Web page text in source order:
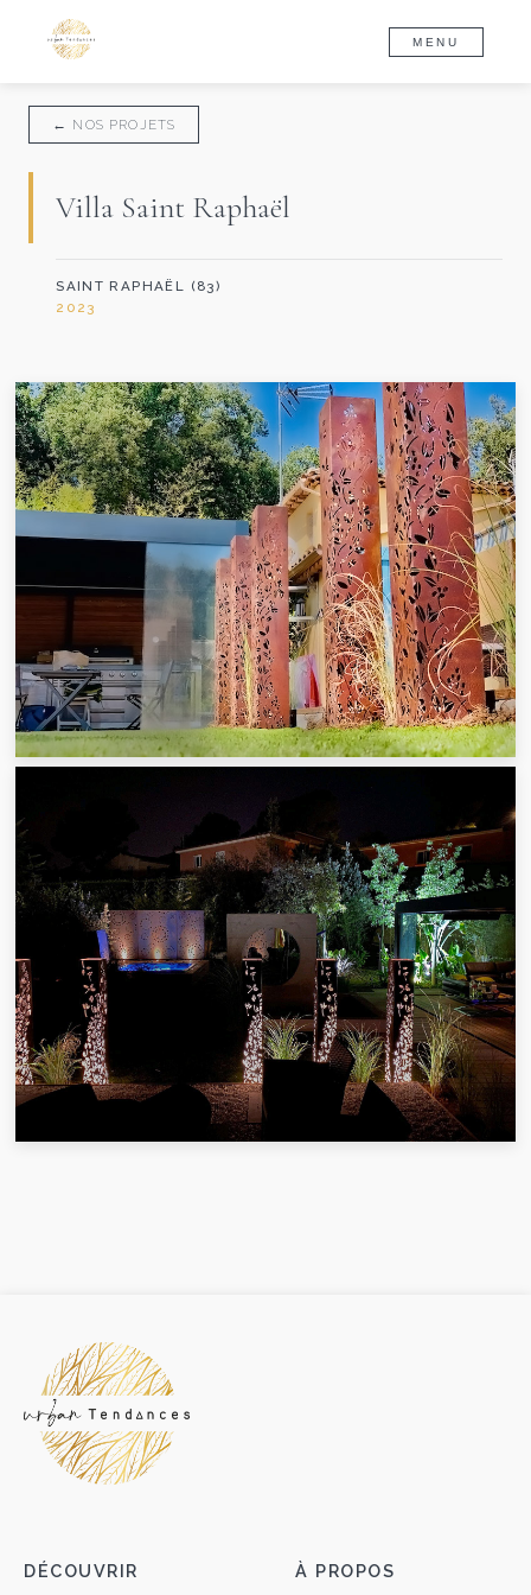
MENU
← NOS PROJETS
Villa Saint Raphaël
SAINT RAPHAËL (83)
2023
DÉCOUVRIR À PROPOS